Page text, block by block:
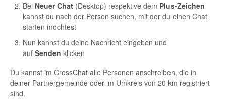
Bei Neuer Chat (Desktop) respektive dem Plus-Zeichen
kannst du nach der Person suchen, mit der du einen Chat
starten möchtest
Nun kannst du deine Nachricht eingeben und
auf Senden klicken
Du kannst im CrossChat alle Personen anschreiben, die in
deiner Partnergemeinde oder im Umkreis von 20 km registriert
sind.